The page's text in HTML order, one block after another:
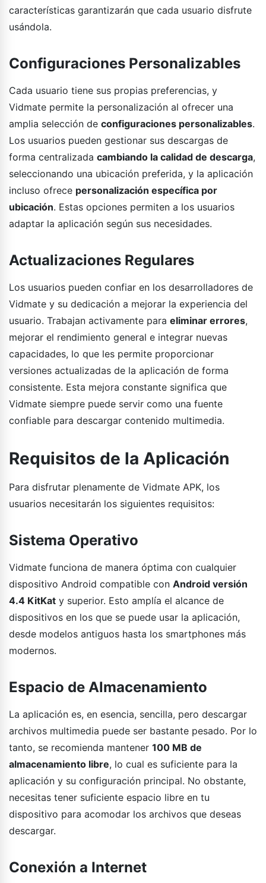
características garantizarán que cada usuario disfrute
usándola.
Configuraciones Personalizables
Cada usuario tiene sus propias preferencias, y
Vidmate permite la personalización al ofrecer una
amplia selección de configuraciones personalizables.
Los usuarios pueden gestionar sus descargas de
forma centralizada cambiando la calidad de descarga,
seleccionando una ubicación preferida, y la aplicación
incluso ofrece personalización específica por
ubicación. Estas opciones permiten a los usuarios
adaptar la aplicación según sus necesidades.
Actualizaciones Regulares
Los usuarios pueden confiar en los desarrolladores de
Vidmate y su dedicación a mejorar la experiencia del
usuario. Trabajan activamente para eliminar errores,
mejorar el rendimiento general e integrar nuevas
capacidades, lo que les permite proporcionar
versiones actualizadas de la aplicación de forma
consistente. Esta mejora constante significa que
Vidmate siempre puede servir como una fuente
confiable para descargar contenido multimedia.
Requisitos de la Aplicación
Para disfrutar plenamente de Vidmate APK, los
usuarios necesitarán los siguientes requisitos:
Sistema Operativo
Vidmate funciona de manera óptima con cualquier
dispositivo Android compatible con Android versión
4.4 KitKat y superior. Esto amplía el alcance de
dispositivos en los que se puede usar la aplicación,
desde modelos antiguos hasta los smartphones más
modernos.
Espacio de Almacenamiento
La aplicación es, en esencia, sencilla, pero descargar
archivos multimedia puede ser bastante pesado. Por lo
tanto, se recomienda mantener 100 MB de
almacenamiento libre, lo cual es suficiente para la
aplicación y su configuración principal. No obstante,
necesitas tener suficiente espacio libre en tu
dispositivo para acomodar los archivos que deseas
descargar.
Conexión a Internet